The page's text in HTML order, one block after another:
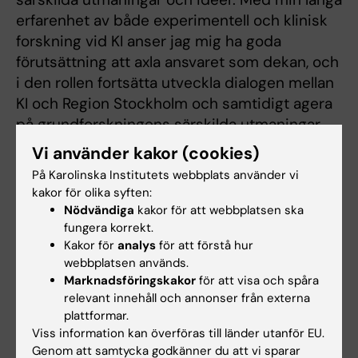
erfarenhet av både experimentell och klinisk
forskning vid KI anser jag mig ha goda
förutsättning att axla ansvaret som dekan, och
i den rollen fortsätta utveckla dialogen mellan
KI och Region Stockholm och samtidigt agera
på grundforskningens särskilda utmaningar.
Självklart ser jag som en viktig del av
uppdraget att samarbeta intensivt med
dekanerna för KI:s två övriga kärnområden
utbildning och forskarutbildning, och
tillsammans med dem utveckla KI:s hela
verksamhet på ett samlat sätt.
/Petter Höglund
Mer om mig:
Vi använder kakor (cookies)
På Karolinska Institutets webbplats använder vi
kakor för olika syften:
Nödvändiga kakor för att webbplatsen ska
fungera korrekt.
Kakor för analys för att förstå hur
webbplatsen används.
Marknadsföringskakor för att visa och spåra
relevant innehåll och annonser från externa
plattformar.
Viss information kan överföras till länder utanför EU.
Genom att samtycka godkänner du att vi sparar